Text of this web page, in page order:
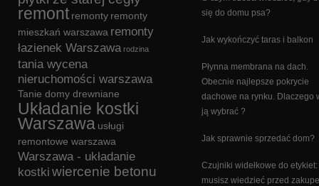
remont remonty remonty
mieszkań warszawa remonty
łazienek Warszawa rodzina
tania wycena
nieruchomości warszawa
Tanie domy drewniane
Układanie kostki
Warszawa usługi
remontowe warszawa
Warszawa - układanie
kostki wiercenie betonu
się do domu psa?
Jak wykończyć taras i balkon
Płynna membrana na dach.
Obecnie najlepsze pokrycie
dachowe na rynku. Dlaczego
ją wybrać ?
Jak sprawnie sprzedać dom?
Czujniki widełkowe do
musisz wiedzieć przed